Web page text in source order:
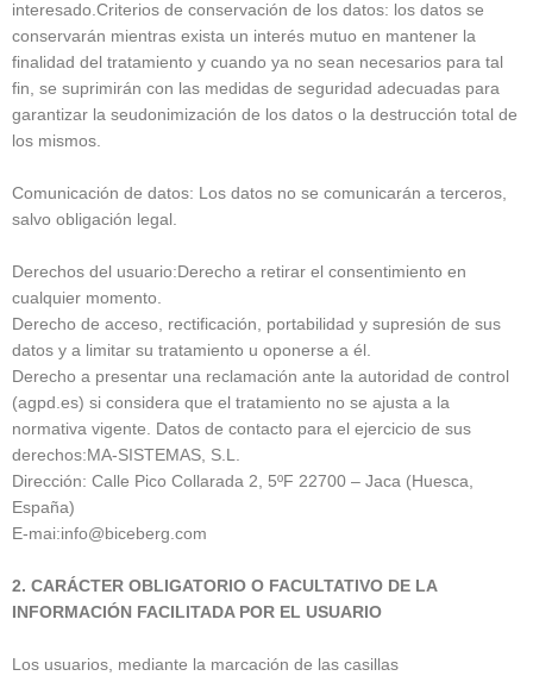
interesado.Criterios de conservación de los datos: los datos se
conservarán mientras exista un interés mutuo en mantener la
finalidad del tratamiento y cuando ya no sean necesarios para tal
fin, se suprimirán con las medidas de seguridad adecuadas para
garantizar la seudonimización de los datos o la destrucción total de
los mismos.
Comunicación de datos: Los datos no se comunicarán a terceros,
salvo obligación legal.
Derechos del usuario:Derecho a retirar el consentimiento en
cualquier momento.
Derecho de acceso, rectificación, portabilidad y supresión de sus
datos y a limitar su tratamiento u oponerse a él.
Derecho a presentar una reclamación ante la autoridad de control
(agpd.es) si considera que el tratamiento no se ajusta a la
normativa vigente. Datos de contacto para el ejercicio de sus
derechos: MA-SISTEMAS, S.L.
Dirección: Calle Pico Collarada 2, 5ºF 22700 – Jaca (Huesca,
España)
E-mai:info@biceberg.com
2. CARÁCTER OBLIGATORIO O FACULTATIVO DE LA
INFORMACIÓN FACILITADA POR EL USUARIO
Los usuarios, mediante la marcación de las casillas